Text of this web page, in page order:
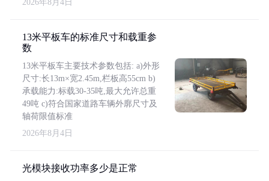
2026年8月4日
13米平板车的标准尺寸和载重参
数
13米平板车主要技术参数包括: a)外形
尺寸:长13m×宽2.45m,栏板高55cm b)
承载能力:标载30-35吨,最大允许总重
49吨 c)符合国家道路车辆外廓尺寸及
轴荷限值标准
2026年8月4日
光模块接收功率多少是正常